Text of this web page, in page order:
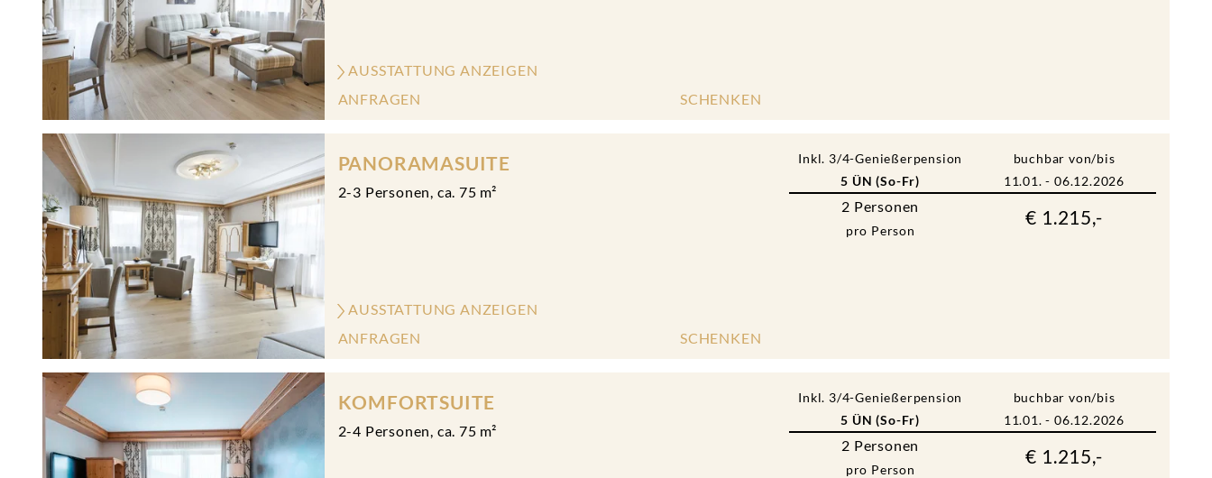
AUSSTATTUNG ANZEIGEN
ANFRAGEN
SCHENKEN
PANORAMASUITE
2-3 Personen ca. 75 m²
AUSSTATTUNG ANZEIGEN
ANFRAGEN
SCHENKEN
Inkl. 3/4-Genießerpension
5 ÜN (So-Fr)
buchbar von/bis
11.01. - 06.12.2026
2 Personen
pro Person
€ 1.215,-
KOMFORTSUITE
2-4 Personen ca. 75 m²
Inkl. 3/4-Genießerpension
5 ÜN (So-Fr)
buchbar von/bis
11.01. - 06.12.2026
2 Personen
pro Person
€ 1.215,-